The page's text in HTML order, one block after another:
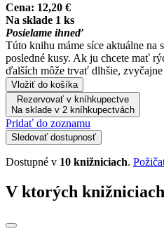
Cena: 12,20 €
Na sklade 1 ks
Posielame ihneď
Túto knihu máme síce aktuálne na
posledné kusy. Ak ju chcete mať
ďalších môže trvať dlhšie,
Vložiť do košíka
Rezervovať v kníhkupectve
Na sklade v 2 kníhkupectvách
Pridať do zoznamu
Sledovať dostupnosť
Dostupné v 10 knižniciach.
V ktorých